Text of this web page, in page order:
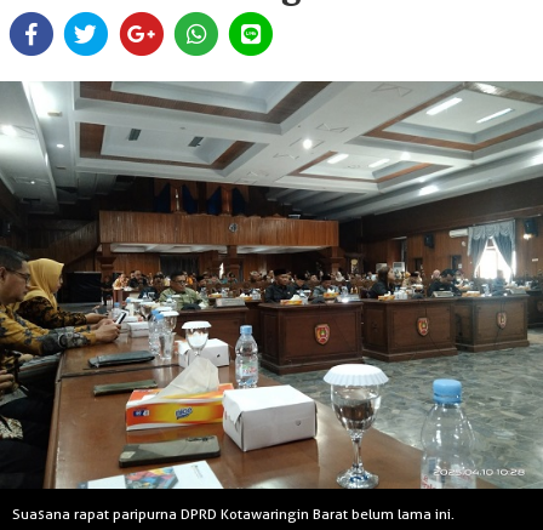
Suasana rapat paripurna DPRD Kotawaringin Barat belum lama ini.